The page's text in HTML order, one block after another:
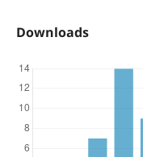
Downloads